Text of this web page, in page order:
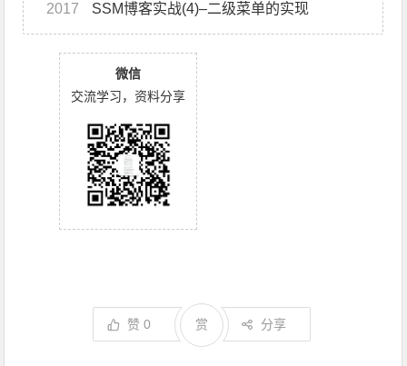
2017 SSM博客实战(4)–二级菜单的实现
微信
交流学习，资料分享
赞0 分享
赏